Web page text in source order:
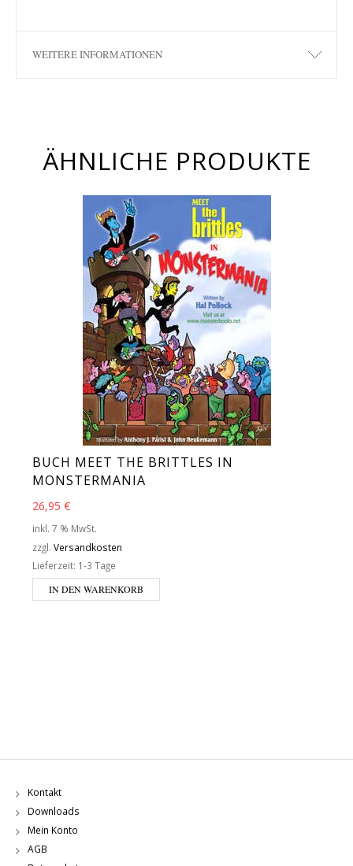
WEITERE INFORMATIONEN
ÄHNLICHE PRODUKTE
BUCH MEET THE BRITTLES IN
MONSTERMANIA
26,95 €
inkl. 7 % MwSt.
zzgl. Versandkosten
Lieferzeit: 1-3 Tage
IN DEN WARENKORB
Kontakt
Downloads
Mein Konto
AGB